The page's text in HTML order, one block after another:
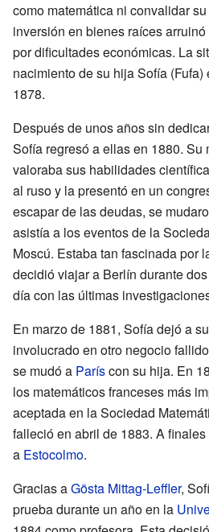
como matemática ni convalidar
inversión en bienes raíces
por dificultades económicas. La
nacimiento de su hija Sofía
1878.
Después de unos años sin
Sofía regresó a ellas en 1880. Su
valoraba sus habilidades
al ruso y la presentó en un
escapar de las deudas, se
asistía a los eventos de la
Moscú. Estaba tan fascinada por
decidió viajar a Berlín durante
día con las últimas
En marzo de 1881, Sofía dejó a
involucrado en otro negocio
se mudó a Paríscon su hija. En
los matemáticos franceses más
aceptada en la Sociedad
falleció en abril de 1883. A
a Estocolmo.
Gracias aGösta Mittag-Leffler,
prueba durante un año en la